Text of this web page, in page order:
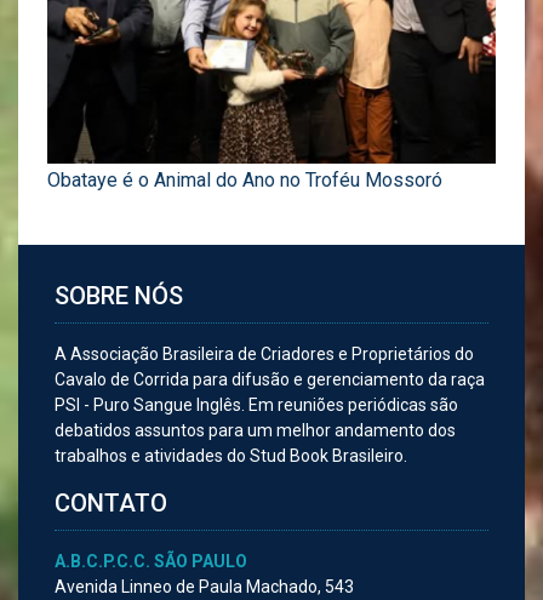
Obataye é o Animal do Ano no Troféu Mossoró
SOBRE NÓS
A Associação Brasileira de Criadores e Proprietários do
Cavalo de Corrida para difusão e gerenciamento da raça
PSI - Puro Sangue Inglês. Em reuniões periódicas são
debatidos assuntos para um melhor andamento dos
trabalhos e atividades do Stud Book Brasileiro.
CONTATO
A.B.C.P.C.C. SÃO PAULO
Avenida Linneo de Paula Machado, 543